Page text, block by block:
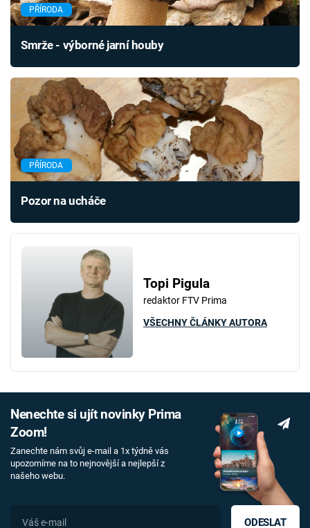
PŘÍRODA
Smrže - výborné jarní houby
PŘÍRODA
Pozor na ucháče
Topi Pigula
redaktor FTV Prima
VŠECHNY ČLÁNKY AUTORA
Nenechte si ujít novinky Prima
Zoom!
Zanechte nám svůj e-mail a 1x týdně vás
upozorníme na to nejnovější a nejlepší z
našeho webu.
ODESLAT